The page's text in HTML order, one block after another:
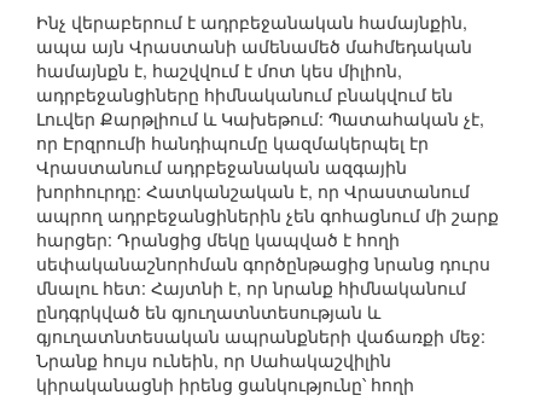
Ինչ վերաբերում է ադրբեջանական համայնքին,
ապա այն Վրաստանի ամենամեծ մահմեդական
համայնքն է, հաշվվում է մոտ կես միլիոն,
ադրբեջանցիները հիմնականում բնակվում են
Լուվեր Քարթլիում և Կախեթում: Պատահական չէ,
որ Էրզրումի հանդիպումը կազմակերպել էր
Վրաստանում ադրբեջանական ազգային
խորհուրդը: Հատկանշական է, որ Վրաստանում
ապրող ադրբեջանցիներին չեն գոհացնում մի շարք
հարցեր: Դրանցից մեկը կապված է հողի
սեփականաշնորհման գործընթացից նրանց դուրս
մնալու հետ: Հայտնի է, որ նրանք հիմնականում
ընդգրկված են գյուղատնտեսության և
գյուղատնտեսական ապրանքների վաճառքի մեջ:
Նրանք հույս ունեին, որ Սահակաշվիլին
կիրականացնի իրենց ցանկությունը՝ հողի